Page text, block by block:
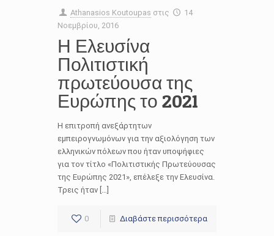
Athanasios Koutoupas στις
14
Νοεμβρίου, 2016
Η Ελευσίνα
Πολιτιστική
πρωτεύουσα της
Ευρώπης το 2021
Η επιτροπή ανεξάρτητων
εμπειρογνωμόνων για την αξιολόγηση των
ελληνικών πόλεων που ήταν υποψήφιες
για τον τίτλο «Πολιτιστικής Πρωτεύουσας
της Ευρώπης 2021», επέλεξε την Ελευσίνα.
Τρεις ήταν […]
0 Διαβάστε περισσότερα